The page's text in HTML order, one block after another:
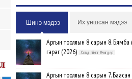
Шинэ мэдээ Их уншсан мэдээ
Аргын тооллын 8 сарын 8. Бямба
гараг (2026)
Ховд аймаг-Өчигдөр
Аргын тооллын 8 сарын 7. Баасан